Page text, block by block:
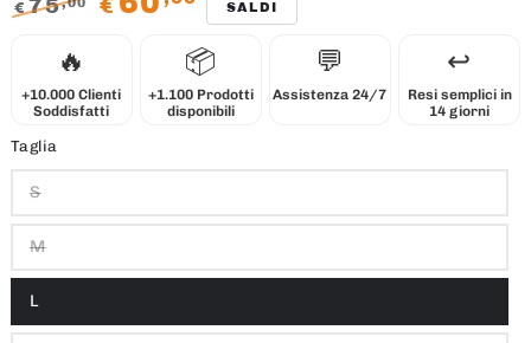
regolare
€ 75
di
liquidazione
€ SALDI
🔥
+10.000 Clienti
Soddisfatti
📦
+1.100 Prodotti
disponibili
💬
Assistenza 24/7
↩️
Resi semplici in
14 giorni
Taglia
S
M
L